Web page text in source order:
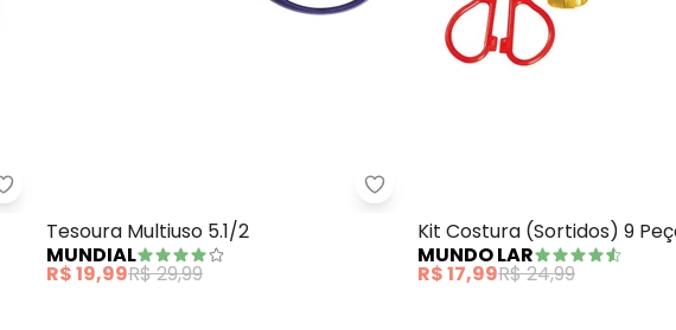
Lar e Lazer - Mini Máquina de Costura Manual 1 PeçaMundial - Tesoura Multiuso 5.1/2
Tesoura Multiuso 5.1/2
MUNDIAL
R$ 19,99R$ 29,99
Kit Costura (Sortidos) 9
MUNDO LAR
R$ 17,99R$ 24,99